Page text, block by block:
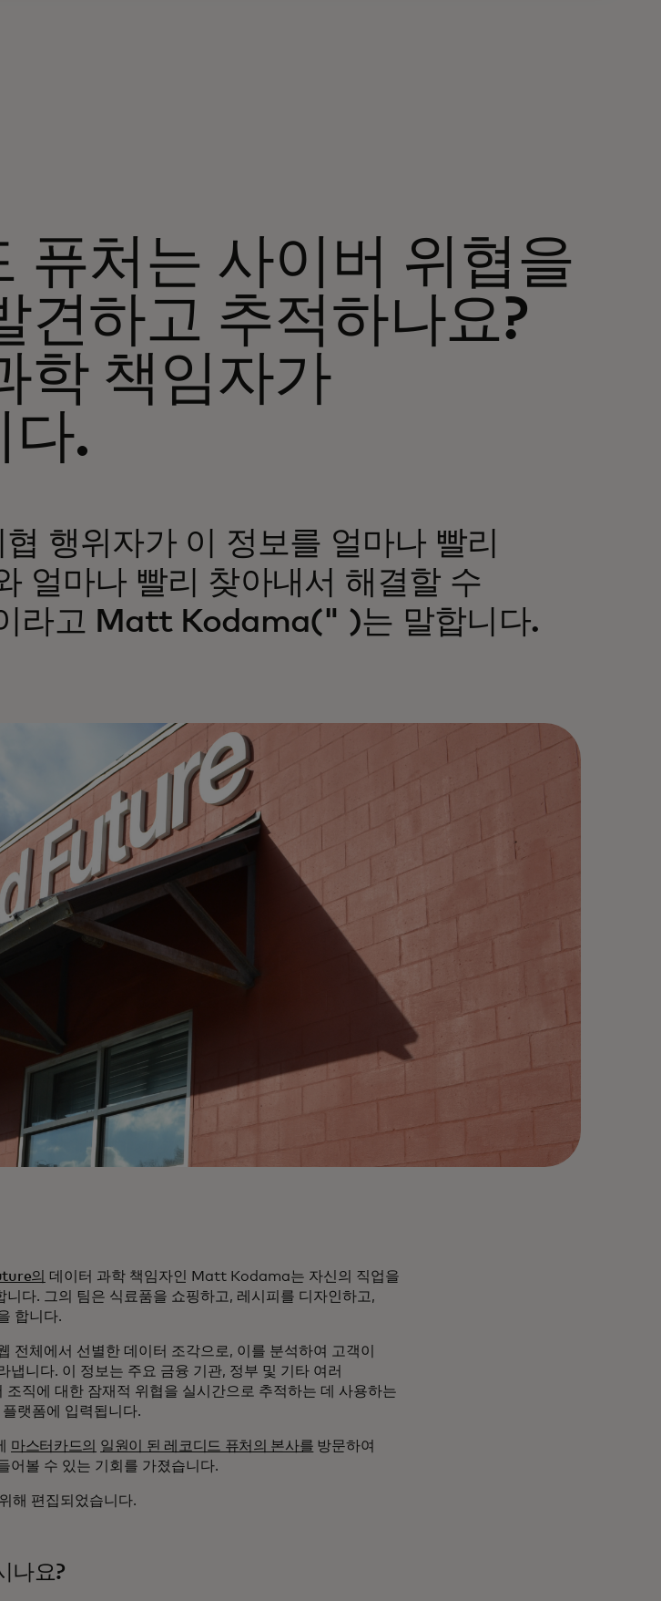
퓨처는 사이버 위협을
견하고 추적하나요?
학 책임자가
다.
행위자가 이 정보를 얼마나 빨리
얼마나 빨리 찾아내서 해결할 수
라고 Matt Kodama(" )는 말합니다.
의 데이터 과학 책임자인 Matt Kodama는 자신의 직업을
다. 그의 팀은 식료품을 쇼핑하고, 레시피를 디자인하고,
합니다.
전체에서 선별한 데이터 조각으로, 이를 분석하여 고객이
냅니다. 이 정보는 주요 금융 기관, 정부 및 기타 여러
조직에 대한 잠재적 위협을 실시간으로 추적하는 데 사용하는
랫폼에 입력됩니다.
마스터카드의 일원이 된 레코디드 퓨처의 본사를 방문하여
어볼 수 있는 기회를 가졌습니다.
해 편집되었습니다.
나요?